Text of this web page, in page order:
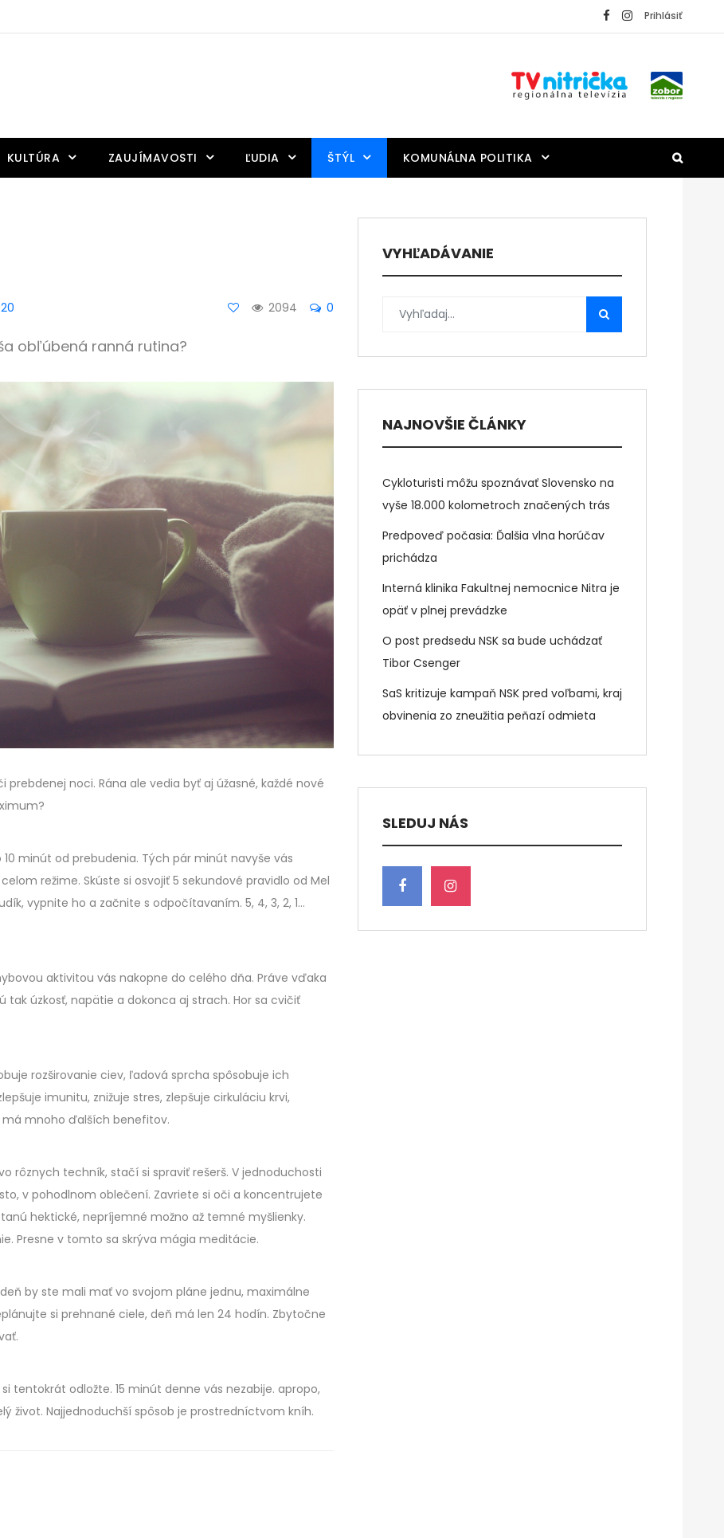
Prihlásiť
KULTÚRA ZAUJÍMAVOSTI ĽUDIA ŠTÝL KOMUNÁLNA POLITIKA
2094 0
obľúbená ranná rutina?
noci. Rána ale vedia byť aj úžasné, každé nové
minút od prebudenia. Tých pár minút navyše vás
režime. Skúste si osvojiť 5 sekundové pravidlo od Mel
vypnite ho a začnite s odpočítavaním. 5, 4, 3, 2, 1…
aktivitou vás nakopne do celého dňa. Práve vďaka
tak úzkosť, napätie a dokonca aj strach. Hor sa cvičiť
rozširovanie ciev, ľadová sprcha spôsobuje ich
imunitu, znižuje stres, zlepšuje cirkuláciu krvi,
má mnoho ďalších benefitov.
rôznych techník, stačí si spraviť rešerš. V jednoduchosti
v pohodlnom oblečení. Zavriete si oči a koncentrujete
hektické, nepríjemné možno až temné myšlienky.
Presne v tomto sa skrýva mágia meditácie.
by ste mali mať vo svojom pláne jednu, maximálne
si prehnané ciele, deň má len 24 hodín. Zbytočne
tentokrát odložte. 15 minút denne vás nezabije. apropo,
život. Najjednoduchší spôsob je prostredníctvom kníh.
VYHĽADÁVANIE
NAJNOVŠIE ČLÁNKY
Cykloturisti môžu spoznávať Slovensko na
vyše 18.000 kolometroch značených trás
Predpoveď počasia: Ďalšia vlna horúčav
prichádza
Interná klinika Fakultnej nemocnice Nitra je
opäť v plnej prevádzke
O post predsedu NSK sa bude uchádzať
Tibor Csenger
SaS kritizuje kampaň NSK pred voľbami, kraj
obvinenia zo zneužitia peňazí odmieta
SLEDUJ NÁS